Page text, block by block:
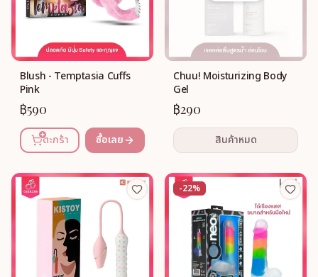
Blush - Temptasia Cuffs
Pink
฿590
ตะกร้า ซื้อเลย
Chuu! Moisturizing Body
Gel
฿290
สินค้าหมด
-22%